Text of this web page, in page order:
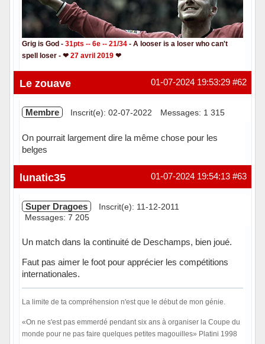
Grig is God - 31pts -- 6e -- 21/34 - A looser is a loser who can't
spell loser - ❤ 27 avril 2019❤
Hors ligne #62
01-07-2024 19:53:29
Le zouave
Membre Inscrit(e): 02-07-2022 Messages: 1 315
On pourrait largement dire la même chose pour les
belges
Hors ligne #63
01-07-2024 19:54:13
lunatic35
Super Dragoes
Inscrit(e): 11-12-2011
Messages: 7 205
Un match dans la continuité de Deschamps, bien joué.
Faut pas aimer le foot pour apprécier les compétitions
internationales.
La limite de ta compréhension n'est que le début de mon génie.
«On ne s'est pas emmerdé pendant six ans à organiser la Coupe du
monde pour ne pas faire quelques petites magouilles» Platini 1998